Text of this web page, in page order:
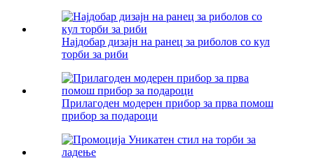
Најдобар дизајн на ранец за риболов со кул
торби за риби
Прилагоден модерен прибор за прва помош
прибор за подароци